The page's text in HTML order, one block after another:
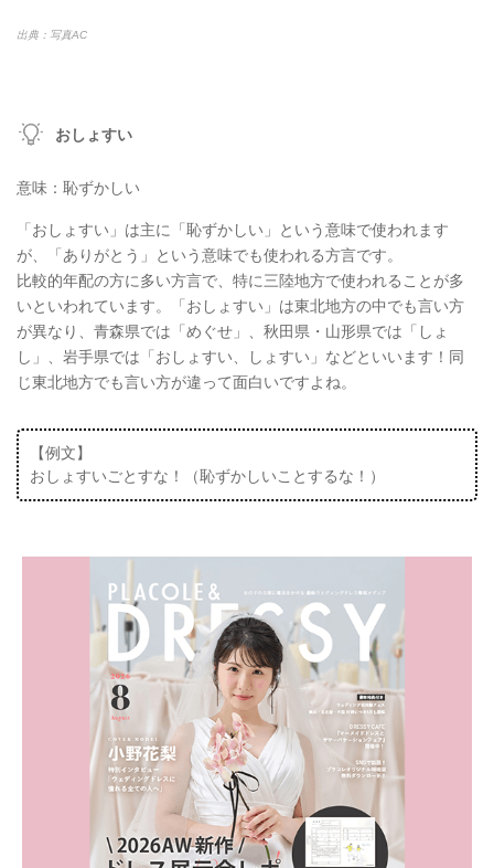
出典：写真AC
おしょすい
意味：恥ずかしい
「おしょすい」は主に「恥ずかしい」という意味で使われます
が、「ありがとう」という意味でも使われる方言です。
比較的年配の方に多い方言で、特に三陸地方で使われることが多
いといわれています。「おしょすい」は東北地方の中でも言い方
が異なり、青森県では「めぐせ」、秋田県・山形県では「しょ
し」、岩手県では「おしょすい、しょすい」などといいます！同
じ東北地方でも言い方が違って面白いですよね。
【例文】
おしょすいごとすな！（恥ずかしいことするな！）